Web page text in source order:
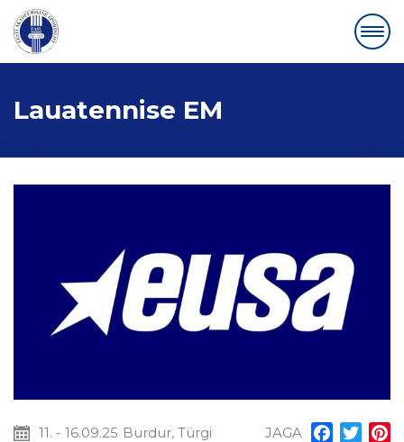
Lauatennise EM
11. - 16.09.25 Burdur, Türgi JAGA Facebook